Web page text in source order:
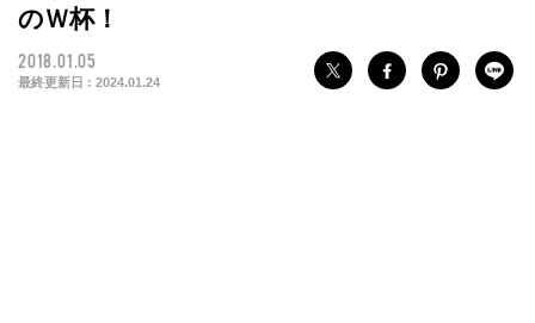
のＷ杯！
2018.01.05
最終更新日 : 2024.01.24